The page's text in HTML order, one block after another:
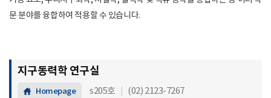
문 분야를 융합하여 적용할 수 있습니다.
지구동력학 연구실
Homepage s205호 (02) 2123-7267